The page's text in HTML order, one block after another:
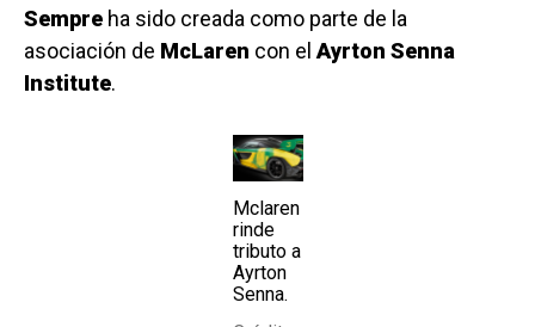
Sempre ha sido creada como parte de la
asociación de McLaren con el Ayrton Senna
Institute.
Mclaren
rinde
tributo a
Ayrton
Senna.